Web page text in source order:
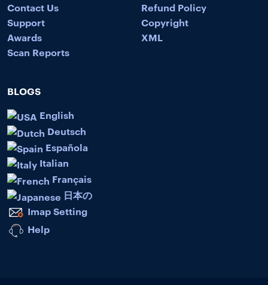
Contact Us
Support
Awards
Scan Reports
Refund Policy
Copyright
XML
BLOGS
English
Deutsch
Española
Italian
Français
日本の
Imap Setting
Help